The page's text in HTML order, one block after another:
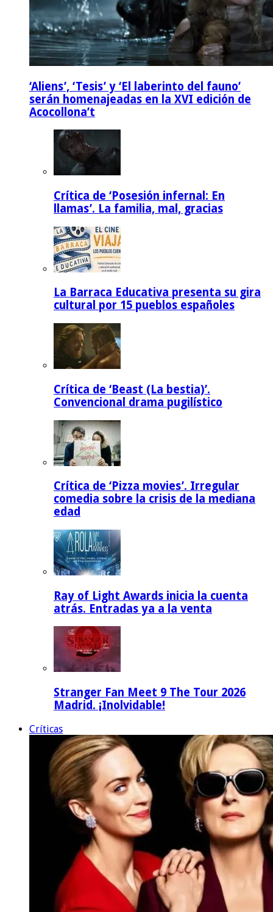
‘Aliens’, ‘Tesis’ y ‘El laberinto del fauno’
serán homenajeadas en la XVI edición de
Acocollona’t
Crítica de ‘Posesión infernal: En
llamas’. La familia, mal, gracias
La Barraca Educativa presenta su gira
cultural por 15 pueblos españoles
Crítica de ‘Beast (La bestia)’.
Convencional drama pugilístico
Crítica de ‘Pizza movies’. Irregular
comedia sobre la crisis de la mediana
edad
Ray of Light Awards inicia la cuenta
atrás. Entradas ya a la venta
Stranger Fan Meet 9 The Tour 2026
Madrid. ¡Inolvidable!
Críticas